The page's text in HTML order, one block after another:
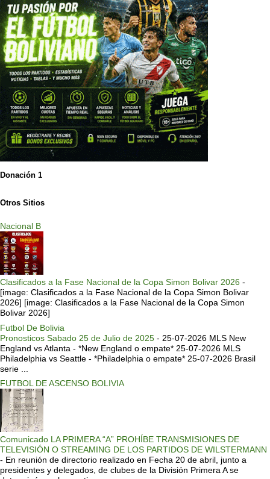
Donación 1
Otros Sitios
Nacional B
Clasificados a la Fase Nacional de la Copa Simon Bolivar 2026 -
[image: Clasificados a la Fase Nacional de la Copa Simon Bolivar
2026] [image: Clasificados a la Fase Nacional de la Copa Simon
Bolivar 2026]
Futbol De Bolivia
Pronosticos Sabado 25 de Julio de 2025 - 25-07-2026 MLS New
England vs Atlanta - *New England o empate* 25-07-2026 MLS
Philadelphia vs Seattle - *Philadelphia o empate* 25-07-2026 Brasil
serie ...
FUTBOL DE ASCENSO BOLIVIA
Comunicado LA PRIMERA “A” PROHÍBE TRANSMISIONES DE
TELEVISIÓN O STREAMING DE LOS PARTIDOS DE WILSTERMANN
- En reunión de directorio realizado en Fecha 20 de abril, junto a
presidentes y delegados, de clubes de la División Primera A se